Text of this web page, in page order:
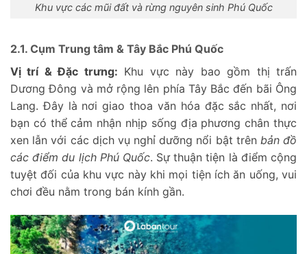
Khu vực các mũi đất và rừng nguyên sinh Phú Quốc
2.1. Cụm Trung tâm & Tây Bắc Phú Quốc
Vị trí & Đặc trưng: Khu vực này bao gồm thị trấn
Dương Đông và mở rộng lên phía Tây Bắc đến bãi Ông
Lang. Đây là nơi giao thoa văn hóa đặc sắc nhất, nơi
bạn có thể cảm nhận nhịp sống địa phương chân thực
xen lẫn với các dịch vụ nghỉ dưỡng nổi bật trên bản đồ
các điểm du lịch Phú Quốc. Sự thuận tiện là điểm cộng
tuyệt đối của khu vực này khi mọi tiện ích ăn uống, vui
chơi đều nằm trong bán kính gần.